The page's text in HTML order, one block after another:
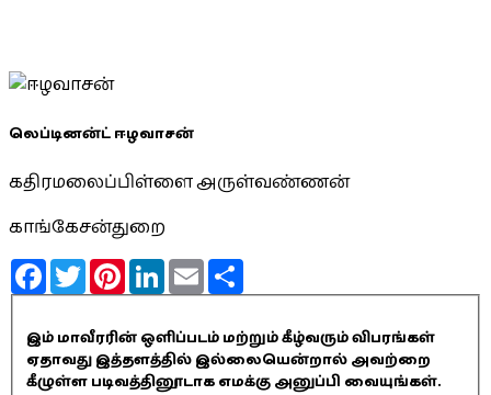
லெப்டினன்ட் ஈழவாசன்
கதிரமலைப்பிள்ளை அருள்வண்ணன்
காங்கேசன்துறை
FacebookTwitterPinterestLinkedInEmail
இம் மாவீரரின் ஒளிப்படம் மற்றும் கீழ்வரும் விபரங்கள்
ஏதாவது இத்தளத்தில் இல்லையென்றால் அவற்றை
கீழுள்ள படிவத்தினூடாக எமக்கு அனுப்பி வையுங்கள்.